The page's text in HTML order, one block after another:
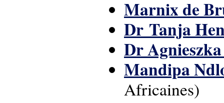
Marnix de
Dr Tanja
Dr
Mandipa
Africaines)